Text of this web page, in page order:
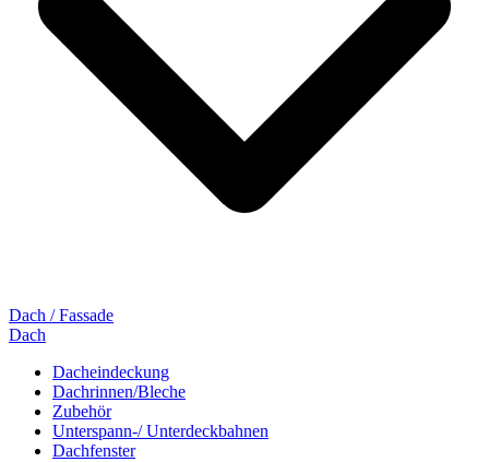
Dach / Fassade
Dach
Dacheindeckung
Dachrinnen/Bleche
Zubehör
Unterspann-/ Unterdeckbahnen
Dachfenster